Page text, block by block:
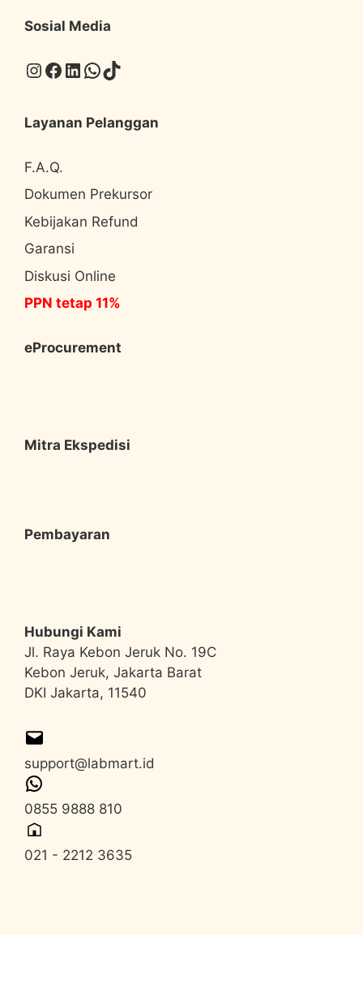
Sosial Media
Instagram
Facebook
LinkedIn
WhatsApp
TikTok
Layanan Pelanggan
F.A.Q.
Dokumen Prekursor
Kebijakan Refund
Garansi
Diskusi Online
PPN tetap 11%
eProcurement
Mitra Ekspedisi
Pembayaran
Hubungi Kami
Jl. Raya Kebon Jeruk No. 19C
Kebon Jeruk, Jakarta Barat
DKI Jakarta, 11540
support@labmart.id
0855 9888 810
021 - 2212 3635